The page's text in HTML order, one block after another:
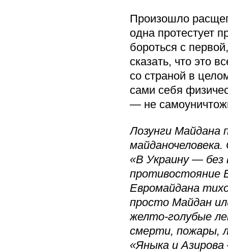
Произошло
одна протестует
бороться с
сказать, что это
со страной в
сами себя
— не
Лозунги
«В Украину — без
противостояние
Евромайдана
просто Майдан
желто-голубые
смерти, пожары,
«Яныка и